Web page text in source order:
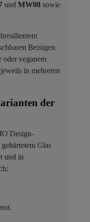
und MW08 sowie
Bezügen
oder veganem
in mehreren
der
Design-
Glas
und in